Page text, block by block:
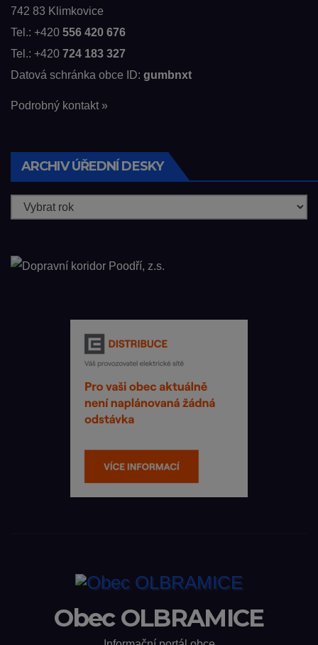
742 83 Klimkovice
Tel.: +420 556 420 676
Tel.: +420 724 183 327
Datová schránka obce ID: gumbnxt
Podrobný kontakt »
ARCHIV ÚŘEDNÍ DESKY
Obec OLBRAMICE